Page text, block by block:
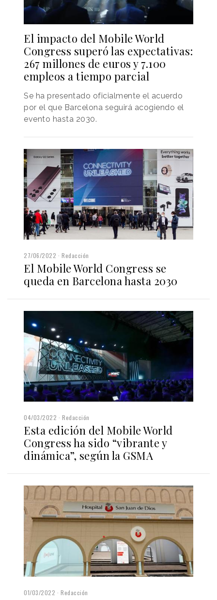
El impacto del Mobile World
Congress superó las expectativas:
267 millones de euros y 7.100
empleos a tiempo parcial
Se ha presentado oficialmente el acuerdo
por el que Barcelona seguirá acogiendo el
evento hasta 2030.
27/06/2022 Redacción
El Mobile World Congress se
queda en Barcelona hasta 2030
04/03/2022 Redacción
Esta edición del Mobile World
Congress ha sido “vibrante y
dinámica”, según la GSMA
01/03/2022 Redacción